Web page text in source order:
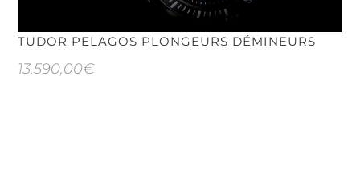
TUDOR PELAGOS PLONGEURS DÉMINEURS
13.590,00€